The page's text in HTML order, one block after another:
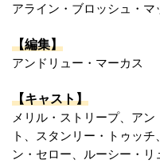
アライン・ブロッシュ・マ
【編集】
アンドリュー・マーカス
【キャスト】
メリル・ストリープ、ア
ト、スタンリー・トゥッ
ン・セロー、ルーシー・リ